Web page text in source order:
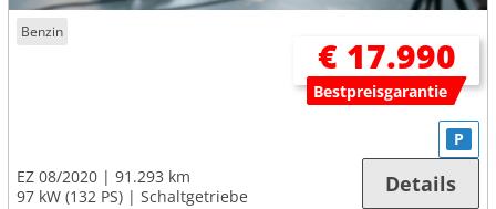
Benzin
€ 17.990
Bestpreisgarantie
EZ 08/2020
91.293 km
97 kW (132 PS)
Schaltgetriebe
P
Details